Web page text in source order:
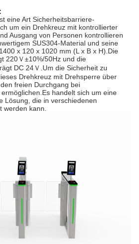
eine Art Sicherheitsbarriere-
um ein Drehkreuz mit kontrollierter
Ausgang von Personen kontrollieren
SUS304-Material und seine
x 120 x 1020 mm (L x B x H).Die
220Ｖ±10%/50Hz und die
DC 24Ｖ.Um die Sicherheit zu
Drehkreuz mit Drehsperre über
freien Durchgang bei
handelt sich um eine
Lösung, die in verschiedenen
werden kann.